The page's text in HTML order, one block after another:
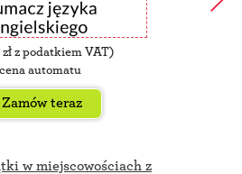
zł z podatkiem VAT)
cena automatu
Zamów teraz
w miejscowościach z